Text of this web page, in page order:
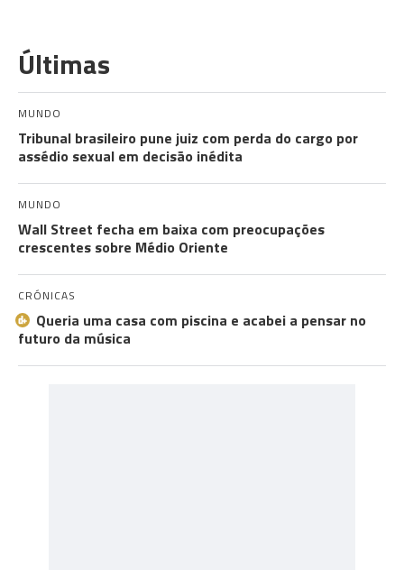
Últimas
MUNDO
Tribunal brasileiro pune juiz com perda do cargo por
assédio sexual em decisão inédita
MUNDO
Wall Street fecha em baixa com preocupações
crescentes sobre Médio Oriente
CRÓNICAS
Queria uma casa com piscina e acabei a pensar no
futuro da música